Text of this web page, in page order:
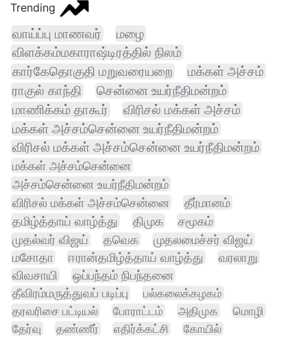
Trending
வாய்ப்பு மாணவர் மழை
விளக்கம்மகாராஷ்டிரத்தில் நிலம்
கார்கேதொகுதி மறுவரையறை
மக்கள் அச்சம்
ராகுல் காந்தி
சென்னை உயர்நீதிமன்றம்
மாணிக்கம் தாகூர்
விரிசல் மக்கள் அச்சம்
மக்கள் அச்சம்சென்னை உயர்நீதிமன்றம்
விரிசல் மக்கள் அச்சம்சென்னை உயர்நீதிமன்றம்
மக்கள் அச்சம்சென்னை
அச்சம்சென்னை உயர்நீதிமன்றம்
விரிசல் மக்கள் அச்சம்சென்னை
தீர்மானம்
தமிழ்த்தாய் வாழ்த்து
திமுக சமூகம்
முதல்வர் விஜய் தவெக
முதலமைச்சர் விஜய்
மசோதா
ஈரான்தமிழ்த்தாய் வாழ்த்து
வரலாறு
விவசாயி
ஒப்பந்தம் நிபந்தனை
தீவிரம்மருத்துவப் படிப்பு
பல்கலைக்கழகம்
தரவரிசை பட்டியல்
போராட்டம் அதிமுக
மொழி
தேர்வு
தண்ணீர் எதிர்க்கட்சி
கோயில்